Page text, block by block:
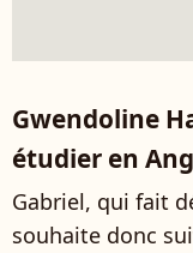
Gwendoline
étudier en
Gabriel, qui fait
souhaite donc